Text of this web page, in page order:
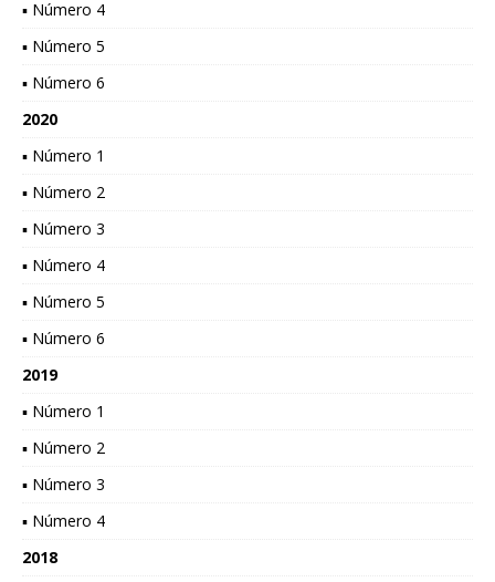
▪ Número 4
▪ Número 5
▪ Número 6
2020
▪ Número 1
▪ Número 2
▪ Número 3
▪ Número 4
▪ Número 5
▪ Número 6
2019
▪ Número 1
▪ Número 2
▪ Número 3
▪ Número 4
2018